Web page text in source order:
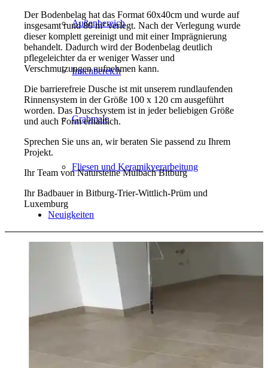
Außenbereich
Innenbereich
Grabmale
Fliesen und Keramikverarbeitung
Neuigkeiten
Anfrage
360° Rundgang
Der Bodenbelag hat das Format 60x40cm und wurde auf
insgesamt rund 80 m² verlegt. Nach der Verlegung wurde
dieser komplett gereinigt und mit einer Imprägnierung
behandelt. Dadurch wird der Bodenbelag deutlich
pflegeleichter da er weniger Wasser und
Verschmutzungen aufnehmen kann.
Die barrierefreie Dusche ist mit unserem rundlaufenden
Rinnensystem in der Größe 100 x 120 cm ausgeführt
worden. Das Duschsystem ist in jeder beliebigen Größe
und auch Form erhältlich.
Sprechen Sie uns an, wir beraten Sie passend zu Ihrem
Projekt.
Ihr Team von Natursteine Mulbach Bitburg
Ihr Badbauer in Bitburg-Trier-Wittlich-Prüm und
Luxemburg